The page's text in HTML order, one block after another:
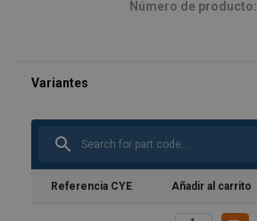
Número de producto:
Referencia CYE Añadir al carrito